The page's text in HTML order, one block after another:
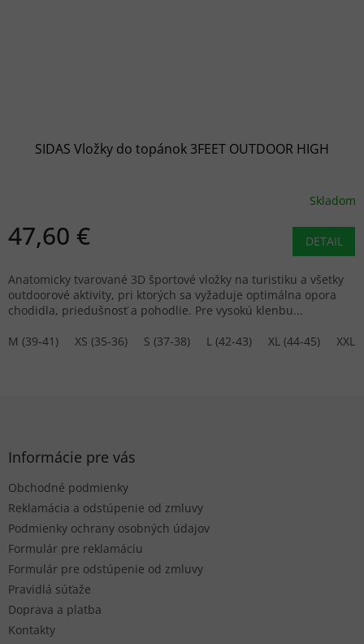
SIDAS Vložky do topánok 3FEET OUTDOOR HIGH
Skladom
47,60 € DETAIL
Anatomicky tvarované 3D športové vložky na turistiku a všetky
outdoorové aktivity, pri ktorých sa vyžaduje optimálna opora
chodidla, priedušnosť a pohodlie. Pre vysokú klenbu...
M (39-41)
XS (35-36) S (37-38) L (42-43) XL (44-45) XXL
Informácie pre vás
Obchodné podmienky
Reklamácia a odstúpenie od zmluvy
Podmienky ochrany osobných údajov
Formulár pre reklamáciu
Formulár pre odstúpenie od zmluvy
Pravidlá súťaže
Doprava a platba
Kontakty